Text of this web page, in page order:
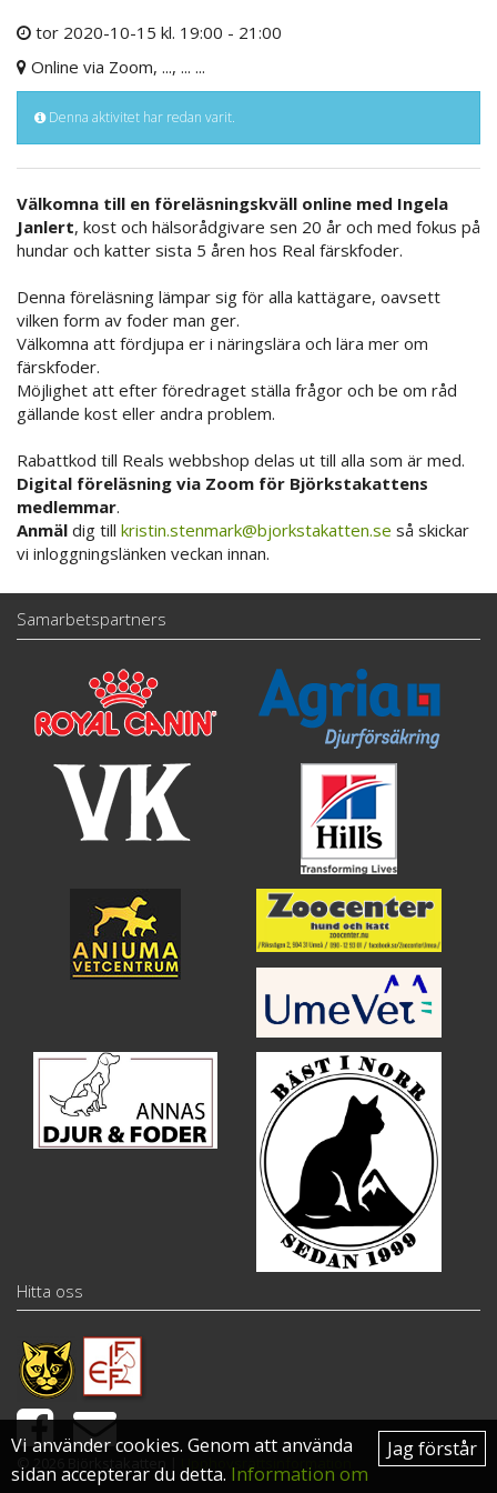
tor 2020-10-15 kl. 19:00 - 21:00
Online via Zoom, ..., ... ...
Denna aktivitet har redan varit.
Välkomna till en föreläsningskväll online med Ingela
Janlert, kost och hälsorådgivare sen 20 år och med fokus på
hundar och katter sista 5 åren hos Real färskfoder.
Denna föreläsning lämpar sig för alla kattägare, oavsett
vilken form av foder man ger.
Välkomna att fördjupa er i näringslära och lära mer om
färskfoder.
Möjlighet att efter föredraget ställa frågor och be om råd
gällande kost eller andra problem.
Rabattkod till Reals webbshop delas ut till alla som är med.
Digital föreläsning via Zoom för Björkstakattens
medlemmar.
Anmäl dig till kristin.stenmark@bjorkstakatten.se så skickar
vi inloggningslänken veckan innan.
Samarbetspartners
Hitta oss
© 2026 Björkstakatten | Upphovsrättsinformation
Jag förstår
Vi använder cookies. Genom att använda
sidan accepterar du detta. Information om